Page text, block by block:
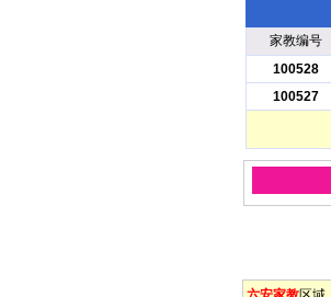
家教编号
100528
100527